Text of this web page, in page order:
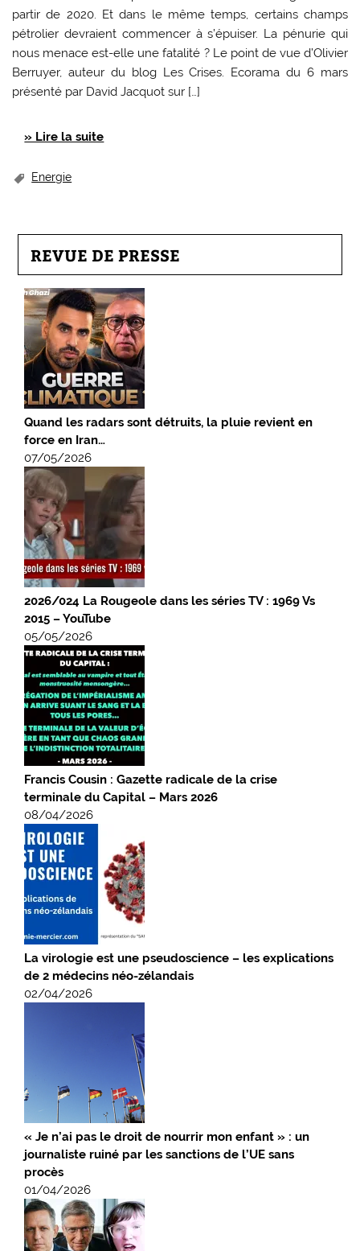
partir de 2020. Et dans le même temps, certains champs
pétrolier devraient commencer à s’épuiser. La pénurie qui
nous menace est-elle une fatalité ? Le point de vue d’Olivier
Berruyer, auteur du blog Les Crises. Ecorama du 6 mars
présenté par David Jacquot sur […]
» Lire la suite
Energie
REVUE DE PRESSE
Quand les radars sont détruits, la pluie revient en
force en Iran…
07/05/2026
2026/024 La Rougeole dans les séries TV : 1969 Vs
2015 – YouTube
05/05/2026
Francis Cousin : Gazette radicale de la crise
terminale du Capital – Mars 2026
08/04/2026
La virologie est une pseudoscience – les explications
de 2 médecins néo-zélandais
02/04/2026
« Je n’ai pas le droit de nourrir mon enfant » : un
journaliste ruiné par les sanctions de l’UE sans
procès
01/04/2026